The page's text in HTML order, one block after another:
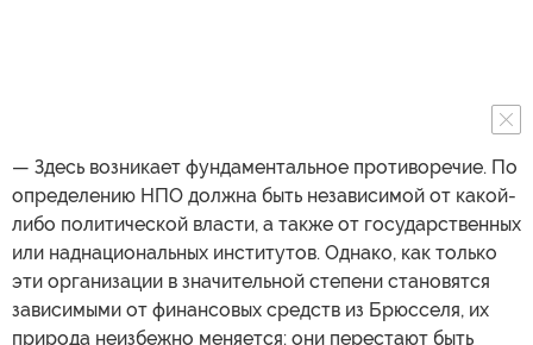
— Здесь возникает фундаментальное противоречие. По
определению НПО должна быть независимой от какой-
либо политической власти, а также от государственных
или наднациональных институтов. Однако, как только
эти организации в значительной степени становятся
зависимыми от финансовых средств из Брюсселя, их
природа неизбежно меняется: они перестают быть